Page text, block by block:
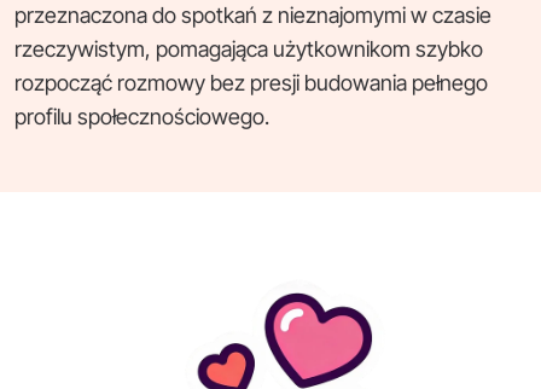
przeznaczona do spotkań z nieznajomymi w czasie
rzeczywistym, pomagająca użytkownikom szybko
rozpocząć rozmowy bez presji budowania pełnego
profilu społecznościowego.